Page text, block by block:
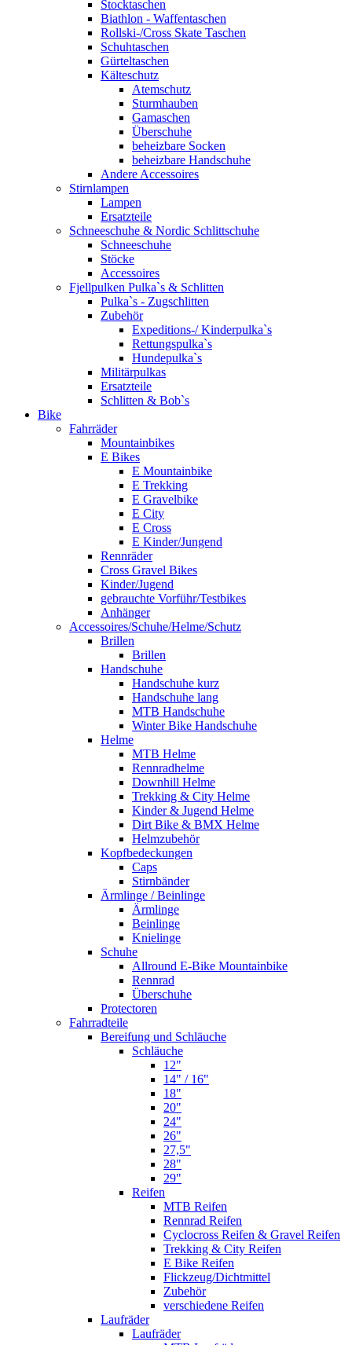
Stocktaschen
Biathlon - Waffentaschen
Rollski-/Cross Skate Taschen
Schuhtaschen
Gürteltaschen
Kälteschutz
Atemschutz
Sturmhauben
Gamaschen
Überschuhe
beheizbare Socken
beheizbare Handschuhe
Andere Accessoires
Stirnlampen
Lampen
Ersatzteile
Schneeschuhe & Nordic Schlittschuhe
Schneeschuhe
Stöcke
Accessoires
Fjellpulken Pulka`s & Schlitten
Pulka`s - Zugschlitten
Zubehör
Expeditions-/ Kinderpulka`s
Rettungspulka`s
Hundepulka`s
Militärpulkas
Ersatzteile
Schlitten & Bob`s
Bike
Fahrräder
Mountainbikes
E Bikes
E Mountainbike
E Trekking
E Gravelbike
E City
E Cross
E Kinder/Jungend
Rennräder
Cross Gravel Bikes
Kinder/Jugend
gebrauchte Vorführ/Testbikes
Anhänger
Accessoires/Schuhe/Helme/Schutz
Brillen
Brillen
Handschuhe
Handschuhe kurz
Handschuhe lang
MTB Handschuhe
Winter Bike Handschuhe
Helme
MTB Helme
Rennradhelme
Downhill Helme
Trekking & City Helme
Kinder & Jugend Helme
Dirt Bike & BMX Helme
Helmzubehör
Kopfbedeckungen
Caps
Stirnbänder
Ärmlinge / Beinlinge
Ärmlinge
Beinlinge
Knielinge
Schuhe
Allround E-Bike Mountainbike
Rennrad
Überschuhe
Protectoren
Fahrradteile
Bereifung und Schläuche
Schläuche
12"
14" / 16"
18"
20"
24"
26"
27,5"
28"
29"
Reifen
MTB Reifen
Rennrad Reifen
Cyclocross Reifen & Gravel Reifen
Trekking & City Reifen
E Bike Reifen
Flickzeug/Dichtmittel
Zubehör
verschiedene Reifen
Laufräder
Laufräder